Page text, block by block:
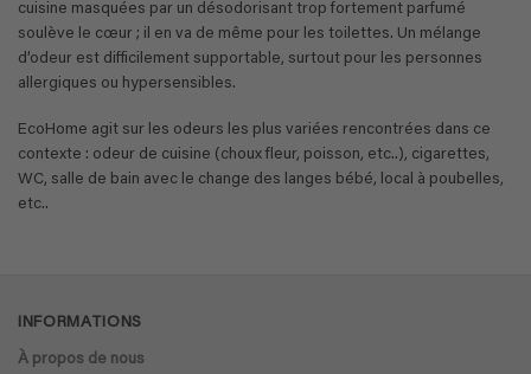
cuisine masquées par un désodorisant trop fortement parfumé
soulève le cœur ; il en va de même pour les toilettes. Un mélange
d’odeur est difficilement supportable, surtout pour les personnes
allergiques ou hypersensibles.
EcoHome agit sur les odeurs les plus variées rencontrées dans ce
contexte : odeur de cuisine (choux fleur, poisson, etc..), cigarettes,
WC, salle de bain avec le change des langes bébé, local à poubelles,
etc..
INFORMATIONS
À propos de nous